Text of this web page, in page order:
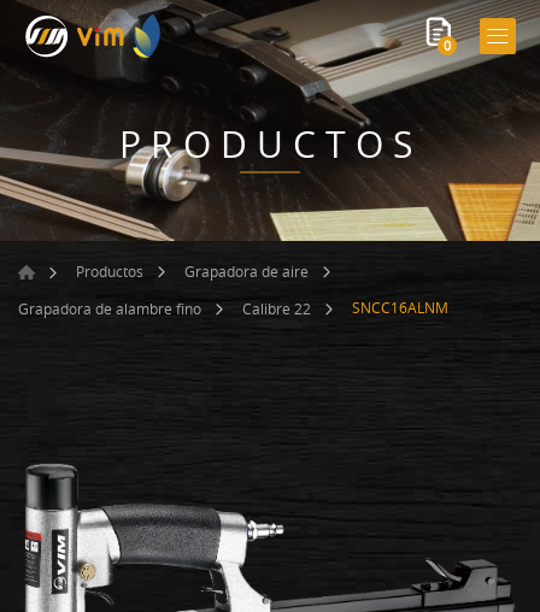
0
PRODUCTOS
Productos
Grapadora de aire
Grapadora de alambre fino
Calibre 22 SNCC16ALNM